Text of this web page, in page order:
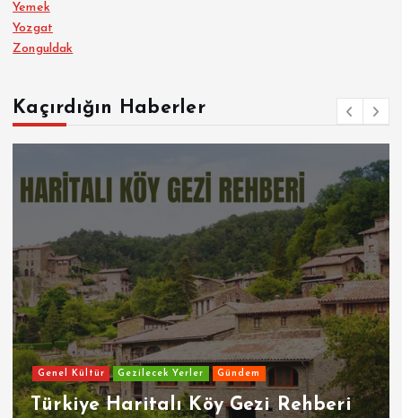
Yemek
Yozgat
Zonguldak
Kaçırdığın Haberler
Genel Kültür Gezilecek Yerler Gündem
Türkiye Haritalı Köy Gezi Rehberi